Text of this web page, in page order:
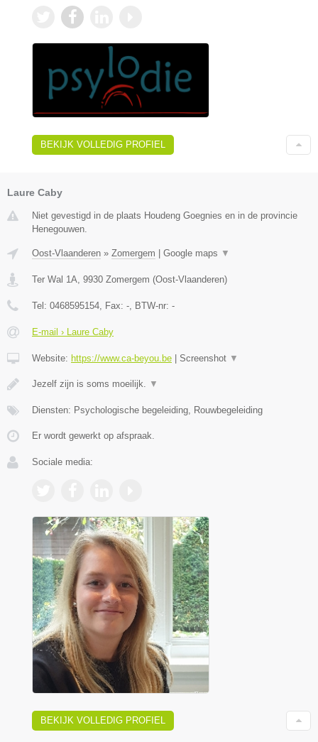
BEKIJK VOLLEDIG PROFIEL
Laure Caby
Niet gevestigd in de plaats Houdeng Goegnies en in de provincie
Henegouwen.
Oost-Vlaanderen » Zomergem Google maps ▼
Ter Wal 1A, 9930 Zomergem (Oost-Vlaanderen)
Tel: 0468595154, Fax: -, BTW-nr: -
E-mail › Laure Caby
Website: https://www.ca-beyou.be Screenshot ▼
Jezelf zijn is soms moeilijk. ▼
Diensten: Psychologische begeleiding, Rouwbegeleiding
Er wordt gewerkt op afspraak.
Sociale media:
BEKIJK VOLLEDIG PROFIEL